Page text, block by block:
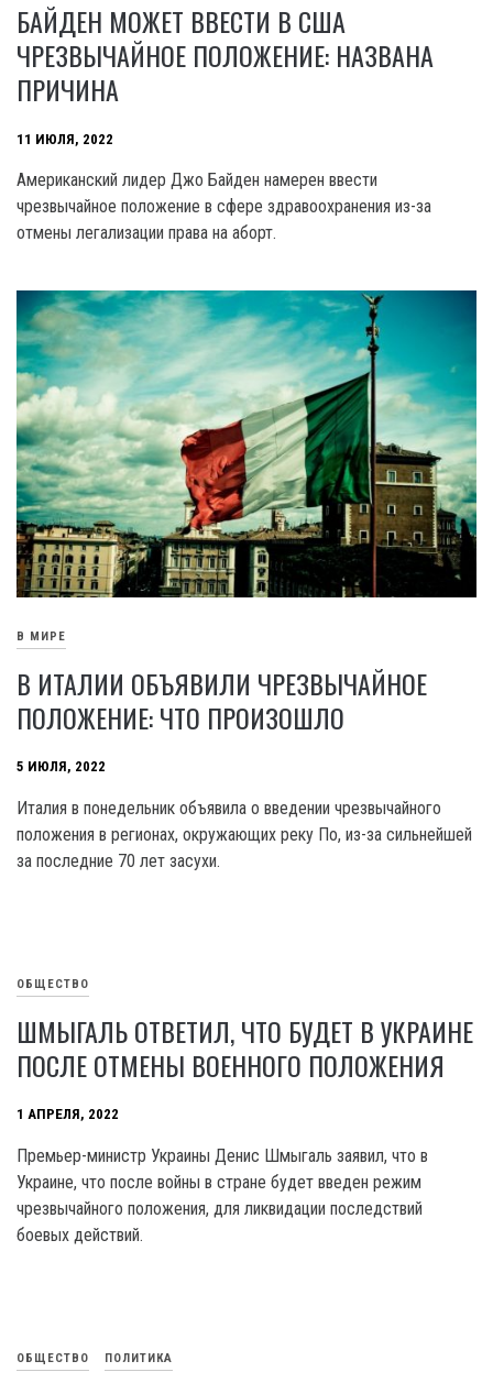
БАЙДЕН МОЖЕТ ВВЕСТИ В США
ЧРЕЗВЫЧАЙНОЕ ПОЛОЖЕНИЕ: НАЗВАНА
ПРИЧИНА
11 ИЮЛЯ, 2022
Американский лидер Джо Байден намерен ввести
чрезвычайное положение в сфере здравоохранения из-за
отмены легализации права на аборт.
В МИРЕ
В ИТАЛИИ ОБЪЯВИЛИ ЧРЕЗВЫЧАЙНОЕ
ПОЛОЖЕНИЕ: ЧТО ПРОИЗОШЛО
5 ИЮЛЯ, 2022
Италия в понедельник объявила о введении чрезвычайного
положения в регионах, окружающих реку По, из-за сильнейшей
за последние 70 лет засухи.
ОБЩЕСТВО
ШМЫГАЛЬ ОТВЕТИЛ, ЧТО БУДЕТ В УКРАИНЕ
ПОСЛЕ ОТМЕНЫ ВОЕННОГО ПОЛОЖЕНИЯ
1 АПРЕЛЯ, 2022
Премьер-министр Украины Денис Шмыгаль заявил, что в
Украине, что после войны в стране будет введен режим
чрезвычайного положения, для ликвидации последствий
боевых действий.
ОБЩЕСТВО ПОЛИТИКА